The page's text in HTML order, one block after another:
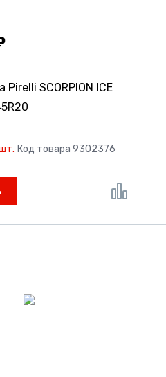
SCORPION ICE
Код товара 9302376